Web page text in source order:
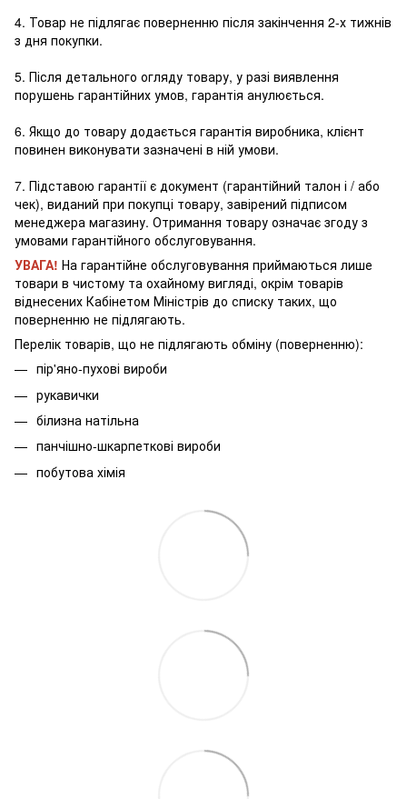
4. Товар не підлягає поверненню після закінчення 2-х тижнів
з дня покупки.
5. Після детального огляду товару, у разі виявлення
порушень гарантійних умов, гарантія анулюється.
6. Якщо до товару додається гарантія виробника, клієнт
повинен виконувати зазначені в ній умови.
7. Підставою гарантії є документ (гарантійний талон і / або
чек), виданий при покупці товару, завірений підписом
менеджера магазину. Отримання товару означає згоду з
умовами гарантійного обслуговування.
УВАГА! На гарантійне обслуговування приймаються лише
товари в чистому та охайному вигляді, окрім товарів
віднесених Кабінетом Міністрів до списку таких, що
поверненню не підлягають.
Перелік товарів, що не підлягають обміну (поверненню):
пір'яно-пухові вироби
рукавички
білизна натільна
панчішно-шкарпеткові вироби
побутова хімія